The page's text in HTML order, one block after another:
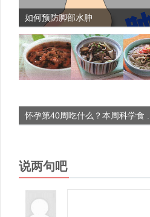
如何预防脚部水肿
怀孕第40周吃什么？本周科学食 ...
说两句吧